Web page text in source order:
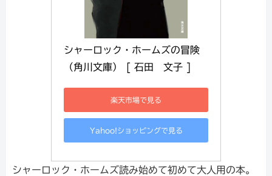
シャーロック・ホームズの冒険
（角川文庫） [ 石田　文子 ]
楽天市場で見る
Yahoo!ショッピングで見る
シャーロック・ホームズ読み始めて初めて大人用の本。